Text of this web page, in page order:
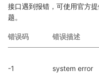
接口遇到报错，可使用官方
题。
错误码 错误描述
-1 system error